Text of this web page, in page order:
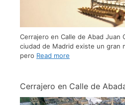
Cerrajero en Calle de Abad Juan
ciudad de Madrid existe un gran
pero Read more
Cerrajero en Calle de